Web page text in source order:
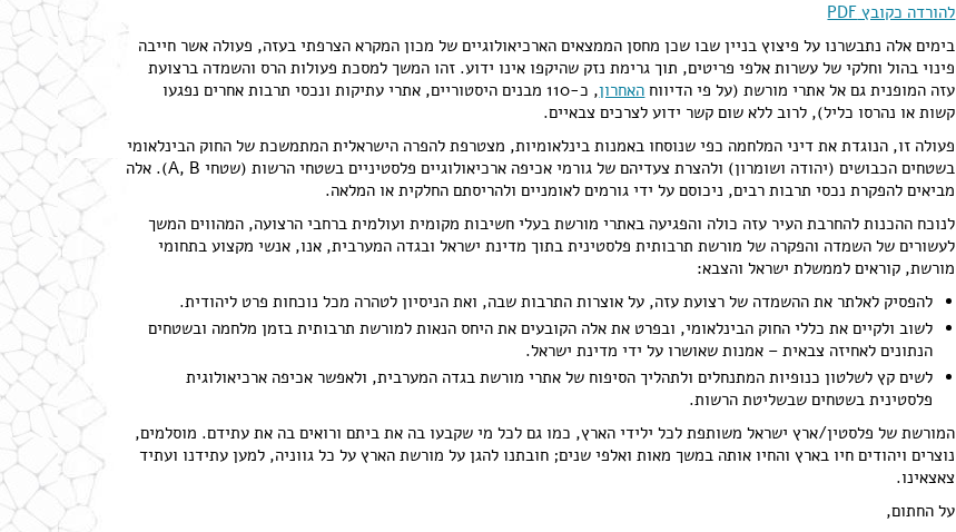
להורדה כקובץ PDF
בימים אלה נתבשרנו על פיצוץ בניין שבו שכן מחסן הממצאים הארכיאולוגיים של מכון המקרא הצרפתי בעזה, פעולה אשר חייבה
פינוי בהול וחלקי של עשרות אלפי פריטים, תוך גרימת נזק שהיקפו אינו ידוע. זהו המשך למסכת פעולות הרס והשמדה ברצועת
עזה המופנית גם אל אתרי מורשת (על פי הדיווח האחרון
, כ-110 מבנים היסטוריים, אתרי עתיקות ונכסי תרבות אחרים נפגעו
קשות או נהרסו כליל), לרוב ללא שום קשר ידוע לצרכים צבאיים.
פעולה זו, הנוגדת את דיני המלחמה כפי שנוסחו באמנות בינלאומיות, מצטרפת להפרה הישראלית המתמשכת של החוק הבינלאומי
בשטחים הכבושים (יהודה ושומרון) ולהצרת צעדיהם של גורמי אכיפה ארכיאולוגיים פלסטיניים בשטחי הרשות (שטחי A, B). אלה
מביאים להפקרת נכסי תרבות רבים, ניכוסם על ידי גורמים לאומניים ולהריסתם החלקית או המלאה.
לנוכח ההכנות להחרבת העיר עזה כולה והפגיעה באתרי מורשת בעלי חשיבות מקומית ועולמית ברחבי הרצועה, המהווים המשך
לעשורים של השמדה והפקרה של מורשת תרבותית פלסטינית בתוך מדינת ישראל ובגדה המערבית, אנו, אנשי מקצוע בתחומי
מורשת, קוראים לממשלת ישראל והצבא:
להפסיק לאלתר את ההשמדה של רצועת עזה, על אוצרות התרבות שבה, ואת הניסיון לטהרה מכל נוכחות פרט ליהודית.
לשוב ולקיים את כללי החוק הבינלאומי, ובפרט את אלה הקובעים את היחס הנאות למורשת תרבותית בזמן מלחמה ובשטחים
הנתונים לאחיזה צבאית – אמנות שאושרו על ידי מדינת ישראל.
לשים קץ לשלטון כנופיות המתנחלים ולתהליך הסיפוח של אתרי מורשת בגדה המערבית, ולאפשר אכיפה ארכיאולוגית
פלסטינית בשטחים שבשליטת הרשות.
המורשת של פלסטין/ארץ ישראל משותפת לכל ילידי הארץ, כמו גם לכל מי שקבעו בה את ביתם ורואים בה את עתידם. מוסלמים,
נוצרים ויהודים חיו בארץ והחיו אותה במשך מאות ואלפי שנים; חובתנו להגן על מורשת הארץ על כל גווניה, למען עתידנו ועתיד
צאצאינו.
על החתום,